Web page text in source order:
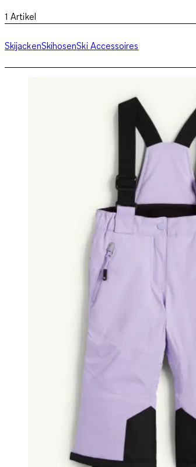
1 Artikel
SkijackenSkihosenSki Accessoires